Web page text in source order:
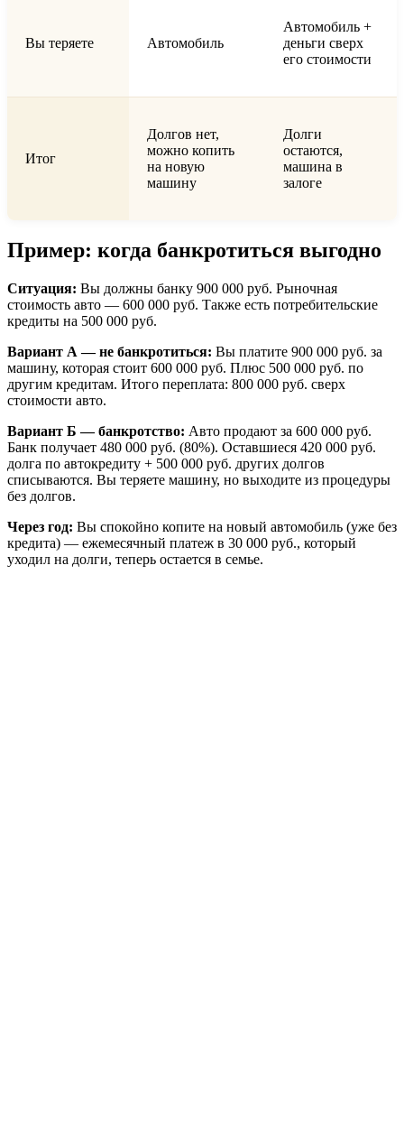
Вы теряете Автомобиль
Автомобиль +
деньги сверх
его стоимости
Итог
Долгов нет,
можно копить
на новую
машину
Долги
остаются,
машина в
залоге
Пример: когда банкротиться выгодно
Ситуация: Вы должны банку 900 000 руб. Рыночная
стоимость авто — 600 000 руб. Также есть потребительские
кредиты на 500 000 руб.
Вариант А — не банкротиться: Вы платите 900 000 руб. за
машину, которая стоит 600 000 руб. Плюс 500 000 руб. по
другим кредитам. Итого переплата: 800 000 руб. сверх
стоимости авто.
Вариант Б — банкротство: Авто продают за 600 000 руб.
Банк получает 480 000 руб. (80%). Оставшиеся 420 000 руб.
долга по автокредиту + 500 000 руб. других долгов
списываются. Вы теряете машину, но выходите из процедуры
без долгов.
Через год: Вы спокойно копите на новый автомобиль (уже без
кредита) — ежемесячный платеж в 30 000 руб., который
уходил на долги, теперь остается в семье.